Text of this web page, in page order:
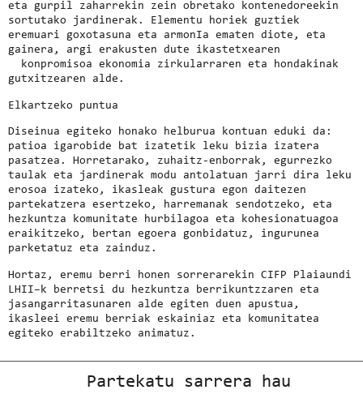
eta gurpil zaharrekin zein obretako kontenedoreekin
sortutako jardinerak. Elementu horiek guztiek
eremuari goxotasuna eta armonIa ematen diote, eta
gainera, argi erakusten dute ikastetxearen
konpromisoa ekonomia zirkularraren eta hondakinak
gutxitzearen alde.
Elkartzeko puntua
Diseinua egiteko honako helburua kontuan eduki da:
patioa igarobide bat izatetik leku bizia izatera
pasatzea. Horretarako, zuhaitz-enborrak, egurrezko
taulak eta jardinerak modu antolatuan jarri dira leku
erosoa izateko, ikasleak gustura egon daitezen
partekatzera esertzeko, harremanak sendotzeko, eta
hezkuntza komunitate hurbilagoa eta kohesionatuagoa
eraikitzeko, bertan egoera gonbidatuz, ingurunea
parketatuz eta zainduz.
Hortaz, eremu berri honen sorrerarekin CIFP Plaiaundi
LHII–k berretsi du hezkuntza berrikuntzzaren eta
jasangarritasunaren alde egiten duen apustua,
ikasleei eremu berriak eskainiaz eta komunitatea
egiteko erabiltzeko animatuz.
Partekatu sarrera hau